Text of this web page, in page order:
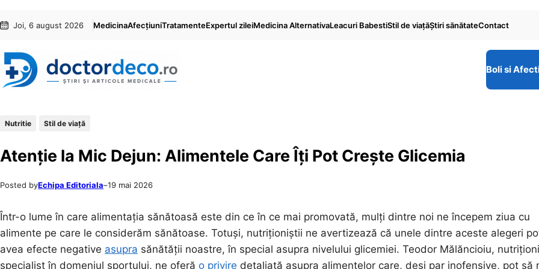
conținut
content
Joi, 6 august 2026 MedicinaAfecțiuniTratamenteExpertul zileiMedicina AlternativaLeacuri BabestiStil de viaţăŞtiri sănătateContact
Boli si
Nutritie Stil de viaţă
Atenție la Mic Dejun: Alimentele Care Îți Pot Crește Glicemia
Posted byEchipa Editoriala–19 mai 2026
Într-o lume în care alimentația sănătoasă este din ce în ce mai promovată, mulți dintre noi ne începem ziua cu
alimente pe care le considerăm sănătoase. Totuși, nutriționiștii ne avertizează că unele dintre aceste alegeri
avea efecte negative asupra sănătății noastre, în special asupra nivelului glicemiei. Teodor Mălăncioiu,
specialist în domeniul sportului, ne oferă o privire detaliată asupra alimentelor care, deși par inofensive, pot să